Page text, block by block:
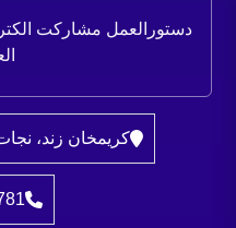
دستورالعمل مشارکت
کریمخان زند،